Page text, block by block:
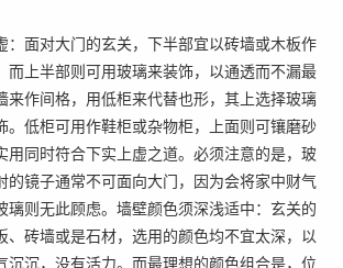
：面对大门的玄关，下半部宜以砖墙或木板作
而上半部则可用玻璃来装饰，以通透而不漏最
来作间格，用低柜来代替也形，其上选择玻璃
。低柜可用作鞋柜或杂物柜，上面则可镶磨砂
用同时符合下实上虚之道。必须注意的是，玻
的镜子通常不可面向大门，因为会将家中财气
璃则无此顾虑。墙壁颜色须深浅适中：玄关的
、砖墙或是石材，选用的颜色均不宜太深，以
沉沉，没有活力。而最理想的颜色组合是，位